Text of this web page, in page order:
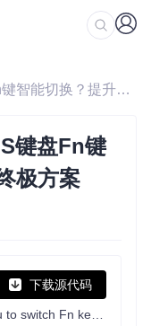
/ 如何用Fluor实现macOS键盘Fn键智能切换？提升效率的终极方案
键盘Fn键
极方案
下载源代码